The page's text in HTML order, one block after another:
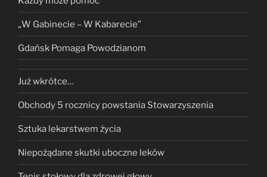
„W Gabinecie – W Kabarecie”
Gdańsk Pomaga Powodzianom
Już wkrótce…
Obchody 5 rocznicy powstania Stowarzyszenia
Sztuka lekarstwem życia
Niepożądane skutki uboczne leków